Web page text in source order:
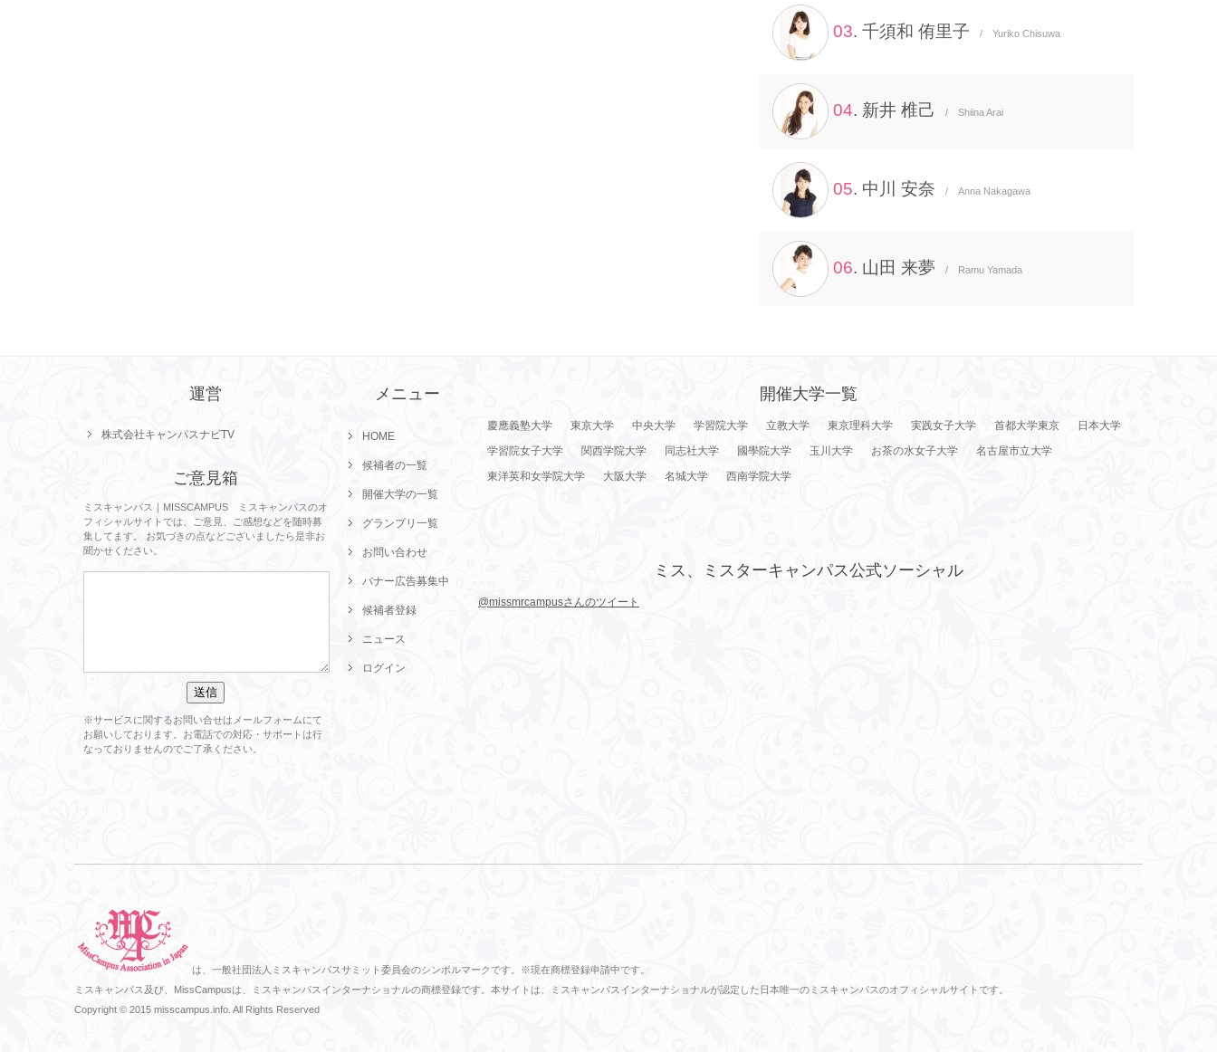
03. 千須和 侑里子 / Yuriko Chisuwa
04. 新井 椎己 / Shiina Arai
05. 中川 安奈 / Anna Nakagawa
06. 山田 来夢 / Ramu Yamada
運営
株式会社キャンパスナビTV
ご意見箱
ミスキャンパス｜MISSCAMPUS ミスキャンパスのオ
フィシャルサイトでは、ご意見、ご感想などを随時募
集してます。 お気づきの点などございましたら是非お
聞かせください。
※サービスに関するお問い合せはメールフォームにて
お願いしております。お電話での対応・サポートは行
なっておりませんのでご了承ください。
メニュー
HOME
候補者の一覧
開催大学の一覧
グランプリ一覧
お問い合わせ
バナー広告募集中
候補者登録
ニュース
ログイン
開催大学一覧
慶應義塾大学 東京大学 中央大学 学習院大学 立教大学 東京理科大学 実践女子大学 首都大学東京
日本大学
学習院女子大学
関西学院大学 同志社大学 國學院大学 玉川大学 お茶の水女子大学
名古屋市立大学
東洋英和女学院大学
大阪大学 名城大学 西南学院大学
ミス、ミスターキャンパス公式ソーシャル
@missmrcampusさんのツイート
は、一般社団法人ミスキャンパスサミット委員会のシンボルマークです。※現在商標登録申請中です。
ミスキャンパス及び、MissCampusは、ミスキャンパスインターナショナルの商標登録です。本サイトは、ミスキャンパスインターナショナルが認定した日本唯一のミスキャンパスのオフィシャルサイトです。
Copyright © 2015 misscampus.info. All Rights Reserved